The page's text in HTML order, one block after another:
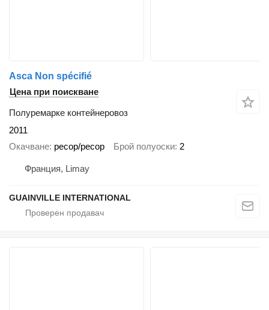
Asca Non spécifié
Цена при поискване
Полуремарке контейнеровоз
2011
Окачване ресор/ресор Брой полуоски 2
Франция, Limay
GUAINVILLE INTERNATIONAL